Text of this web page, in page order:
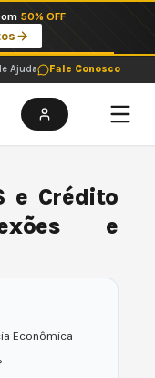
no pix em parcela única
Ajuda Fale Conosco
e Crédito
e
Econômica